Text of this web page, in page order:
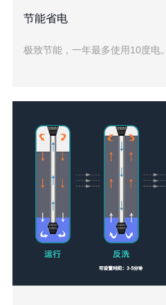
节能省电
极致节能，一年最多使用10度电。